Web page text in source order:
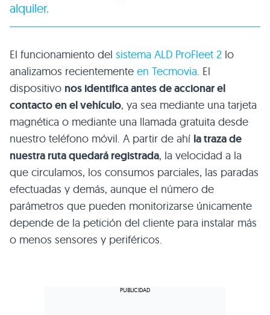
alquiler.
El funcionamiento del sistema ALD ProFleet 2 lo
analizamos recientemente en Tecmovia. El
dispositivo nos identifica antes de accionar el
contacto en el vehículo, ya sea mediante una tarjeta
magnética o mediante una llamada gratuita desde
nuestro teléfono móvil. A partir de ahí la traza de
nuestra ruta quedará registrada, la velocidad a la
que circulamos, los consumos parciales, las paradas
efectuadas y demás, aunque el número de
parámetros que pueden monitorizarse únicamente
depende de la petición del cliente para instalar más
o menos sensores y periféricos.